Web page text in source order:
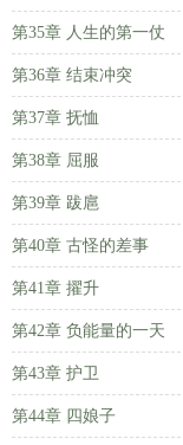
第35章 人生的第一仗
第36章 结束冲突
第37章 抚恤
第38章 屈服
第39章 跋扈
第40章 古怪的差事
第41章 擢升
第42章 负能量的一天
第43章 护卫
第44章 四娘子